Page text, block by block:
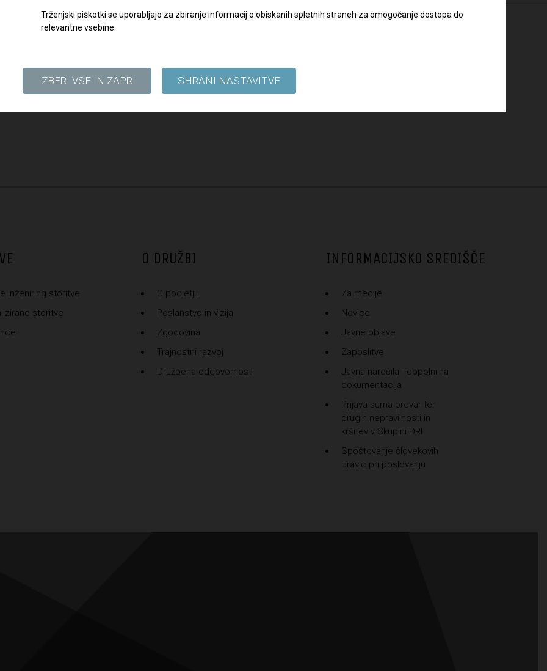
inženiring storitve
storitve
O DRUŽBI
O podjetju
Poslanstvo in vizija
Zgodovina
Trajnostni razvoj
Družbena odgovornost
INFORMACIJSKO SREDIŠČE
Za medije
Novice
Javne objave
Zaposlitve
Javna naročila - dopolnilna
dokumentacija
Prijava suma prevar ter
drugih nepravilnosti in
kršitev v Skupini DRI
Spoštovanje človekovih
pravic pri poslovanju
Trženjski piškotki se uporabljajo za zbiranje informacij o obiskanih spletnih straneh za omogočanje dostopa do
relevantne vsebine.
IZBERI VSE IN ZAPRI SHRANI NASTAVITVE